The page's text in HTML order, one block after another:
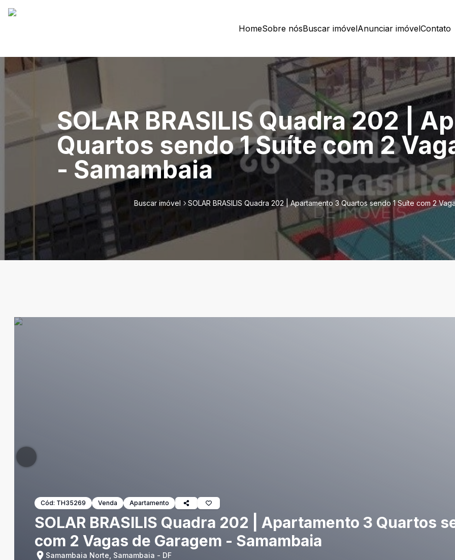
HomeSobre nósBuscar imóvelAnunciar imóvelContato
SOLAR BRASILIS Quadra 202 |
Quartos sendo 1 Suíte com 2
- Samambaia
Buscar imóvel SOLAR BRASILIS Quadra 202 | Apartamento 3 Quartos sendo 1 Suíte com 2
Cód: TH35269 Venda Apartamento
SOLAR BRASILIS Quadra 202 | Apartamento 3 Quartos
com 2 Vagas de Garagem - Samambaia
Samambaia Norte, Samambaia - DF